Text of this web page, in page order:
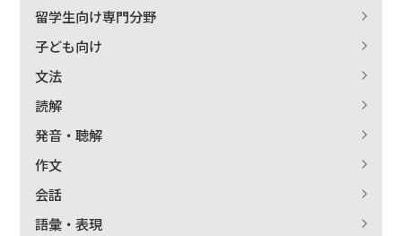
出版社名で絞り込む
著者名で絞り込む
留学生向け専門分野
子ども向け
文法
読解
発音・聴解
作文
会話
語彙・表現